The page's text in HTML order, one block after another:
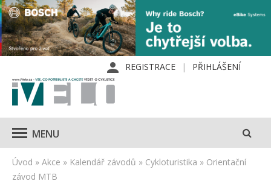
REGISTRACE PŘIHLÁŠENÍ
MENU
Úvod » Akce » Kalendář závodů » Cykloturistika » Orientační
závod MTB